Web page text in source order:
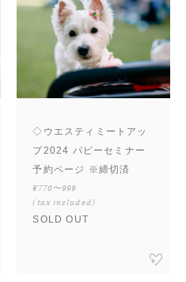
◇ウエスティミートアッ
プ2024 パピーセミナー
予約ページ ※締切済
¥770〜999
(tax included)
SOLD OUT